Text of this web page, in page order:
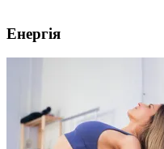
Енергія